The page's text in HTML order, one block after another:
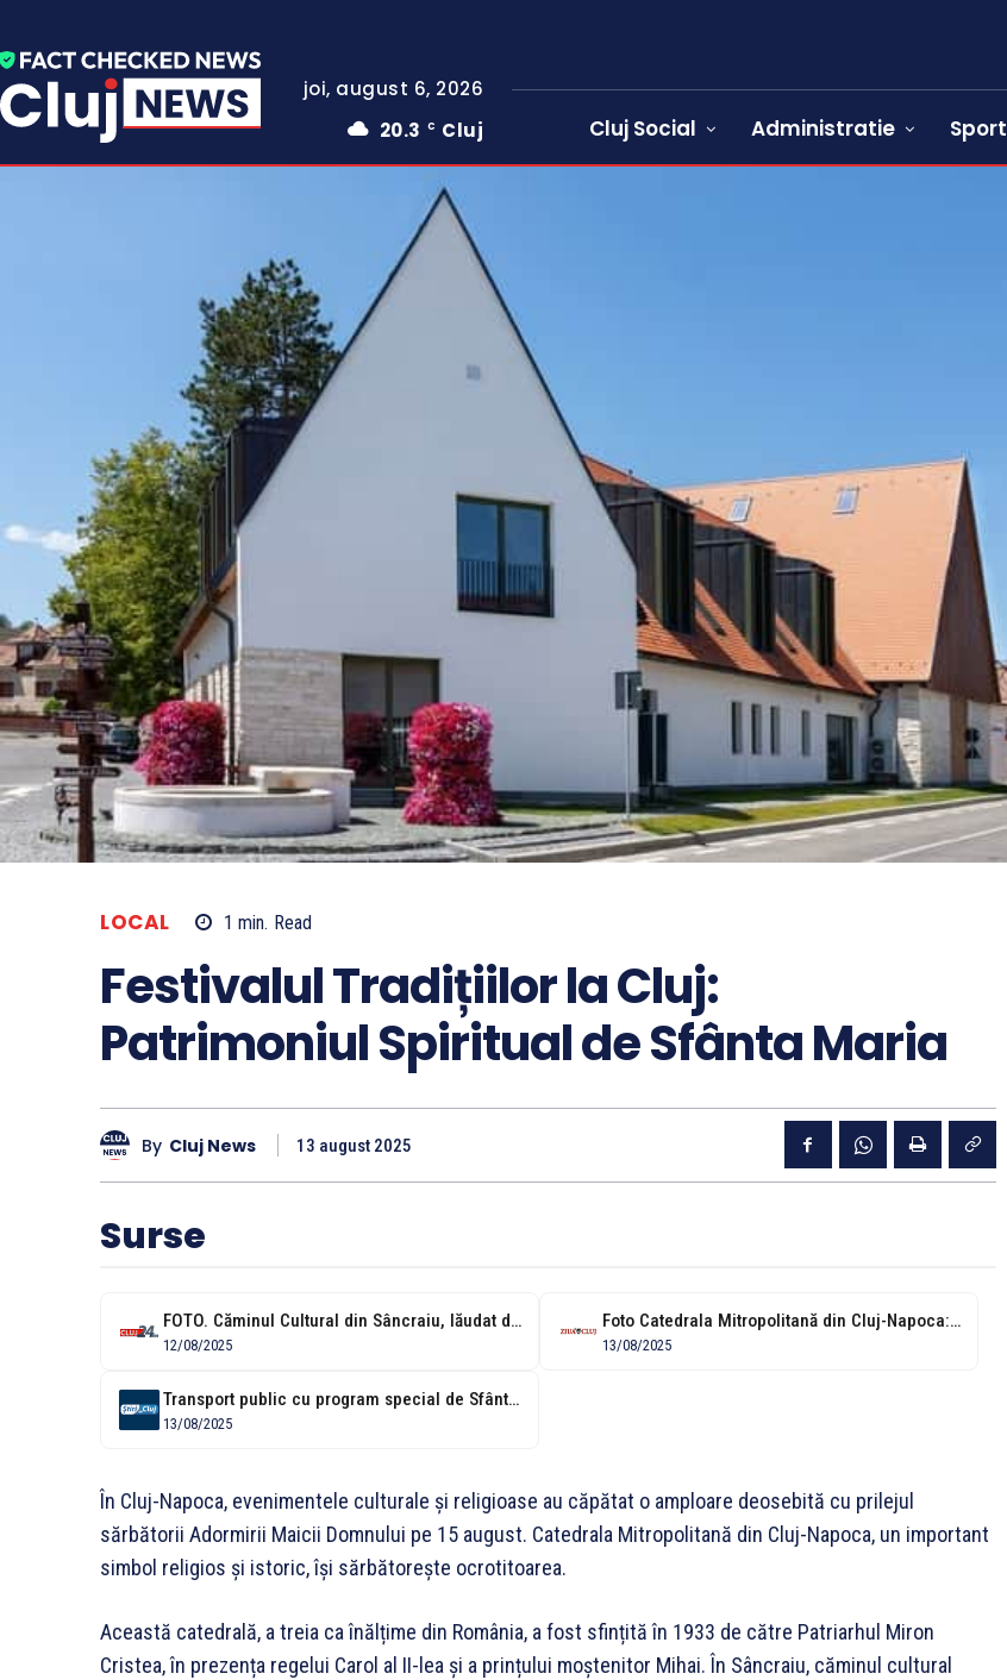
joi, august 6, 2026
20.3
C Cluj Cluj Social Administratie Sport
LOCAL 1 min. Read
Festivalul Tradițiilor la Cluj:
Patrimoniul Spiritual de Sfânta Maria
By Cluj News 13 august 2025
Surse
FOTO. Căminul Cultural din Sâncraiu, lăudat de arhitectul-șef al Clujului: Model de...
12/08/2025
Foto Catedrala Mitropolitană din Cluj-Napoca: Monument istoric, sub hramul "Adormirea Maicii Domnului"...
13/08/2025
Transport public cu program special de Sfânta Maria la Cluj! Vezi când...
13/08/2025
În Cluj-Napoca, evenimentele culturale și religioase au căpătat o amploare deosebită cu prilejul
sărbătorii Adormirii Maicii Domnului pe 15 august. Catedrala Mitropolitană din Cluj-Napoca, un important
simbol religios și istoric, își sărbătorește ocrotitoarea.
Această catedrală, a treia ca înălțime din România, a fost sfințită în 1933 de către Patriarhul Miron
Cristea, în prezența regelui Carol al II-lea și a prințului moștenitor Mihai. În Sâncraiu, căminul cultural